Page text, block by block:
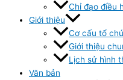
Chỉ đạo điều
Giới thiệu
Cơ cấu tổ
Giới thiệu
Lịch sử hình
Văn bản